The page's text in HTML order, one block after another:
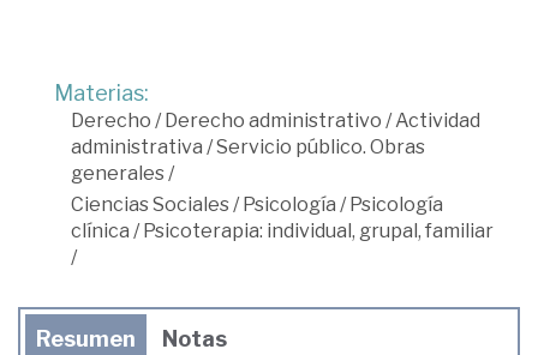
Materias:
Derecho /Derecho administrativo /Actividad
administrativa /Servicio público. Obras
generales/
Ciencias Sociales/Psicología /Psicología
clínica /Psicoterapia: individual, grupal, familiar
/
Resumen Notas